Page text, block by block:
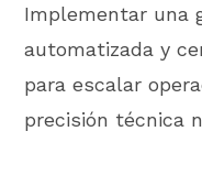
Implementar una
automatizada y
para escalar
precisión técnica